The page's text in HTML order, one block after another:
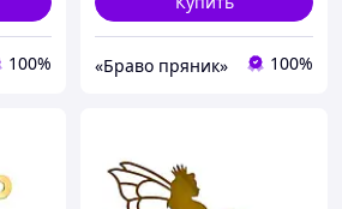
100% «Браво пряник» 100%